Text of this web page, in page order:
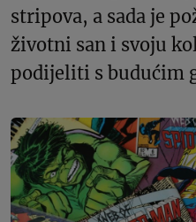
stripova, a sada je
životni san i svoju
podijeliti s budućim